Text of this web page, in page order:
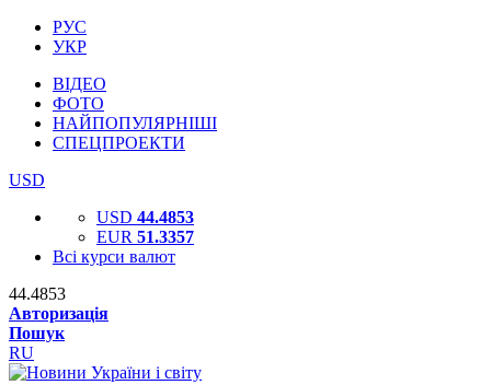
РУС
УКР
ВІДЕО
ФОТО
НАЙПОПУЛЯРНІШІ
СПЕЦПРОЕКТИ
USD
USD 44.4853
EUR 51.3357
Всі курси валют
44.4853
Авторизація
Пошук
RU